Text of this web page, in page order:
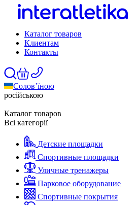
Каталог товаров
Клиентам
Контакты
Солов’їною
російською
Каталог товаров
Всі категорії
Детские площадки
Спортивные площадки
Уличные тренажеры
Парковое оборудование
Спортивные покрытия